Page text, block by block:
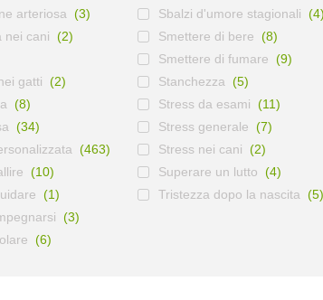
arteriosa (3)
nei cani (2)
gatti (2)
(8)
(34)
(463)
(10)
(1)
(3)
(6)
Sbalzi d'umore stagionali
Smettere di bere (8)
Smettere di fumare (9)
Stanchezza (5)
Stress da esami (11)
Stress generale (7)
Stress nei cani (2)
Superare un lutto (4)
Tristezza dopo la nascita (5)